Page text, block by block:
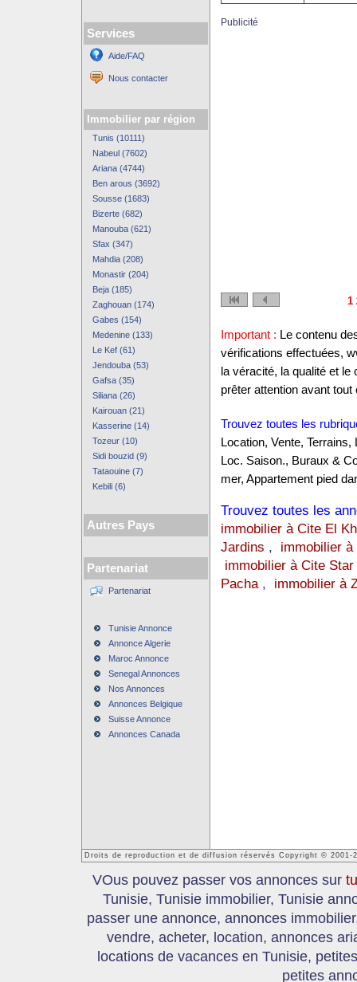
Services
Aide/FAQ
Nous contacter
Immobilier par région
Tunis (10111)
Nabeul (7602)
Ariana (4744)
Ben arous (3692)
Sousse (1683)
Bizerte (682)
Manouba (621)
Sfax (347)
Mahdia (208)
Monastir (204)
Beja (185)
Zaghouan (174)
Gabes (154)
Medenine (133)
Le Kef (61)
Jendouba (53)
Gafsa (35)
Siliana (26)
Kairouan (21)
Kasserine (14)
Tozeur (10)
Sidi bouzid (9)
Tataouine (7)
Kebili (6)
Autres Pays
Partenariat
Partenariat
Tunisie Annonce
Annonce Algerie
Maroc Annonce
Senegal Annonces
Nos Annonces
Annonces Belgique
Suisse Annonce
Annonces Canada
Publicité
1
Important : Le contenu
vérifications effectuées,
la véracité, la qualité et
prêter attention avant tout
Trouvez toutes les
Location, Vente,
Loc. Saison., Buraux &
mer, Appartement pied
Trouvez toutes les
immobilier à Cite El
Jardins , immobilier
immobilier à Cite Star
Pacha, immobilier à
Droits de reproduction et de diffusion réservés Copyright © 2001-
VOus pouvez passer vos annonces sur
Tunisie, Tunisie immobilier, Tunisie
passer une annonce, annonces
vendre, acheter, location, annonces
locations de vacances en Tunisie,
petites